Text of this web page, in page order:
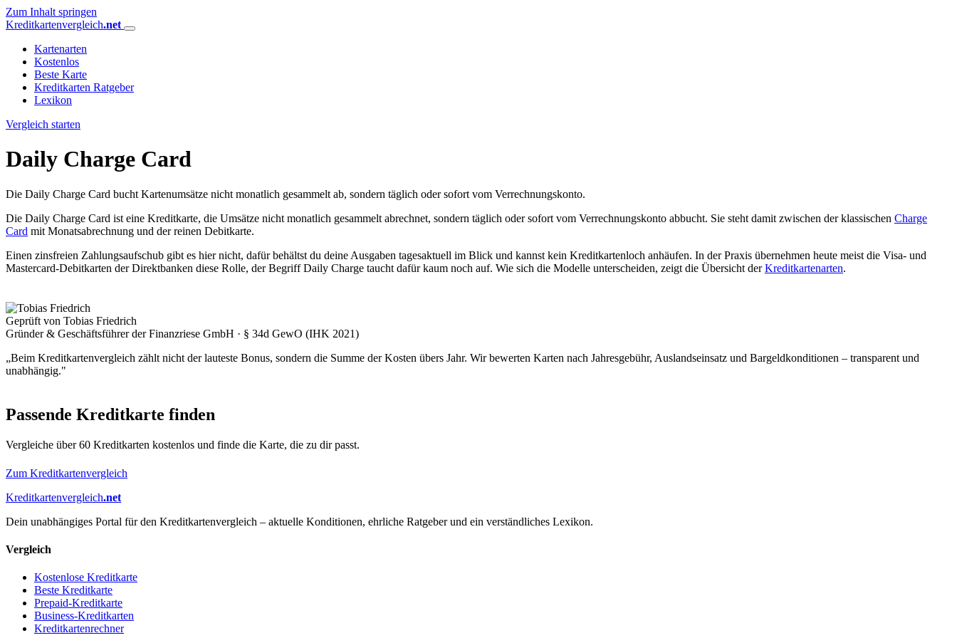
Zum Inhalt springen
Kreditkartenvergleich.net
Kartenarten
Kostenlos
Beste Karte
Kreditkarten Ratgeber
Lexikon
Vergleich starten
Daily Charge Card
Die Daily Charge Card bucht Kartenumsätze nicht monatlich gesammelt ab, sondern täglich oder sofort vom Verrechnungskonto.
Die Daily Charge Card ist eine Kreditkarte, die Umsätze nicht monatlich gesammelt abrechnet, sondern täglich oder sofort vom Verrechnungskonto abbucht. Sie steht damit zwischen der klassischen Charge
Card mit Monatsabrechnung und der reinen Debitkarte.
Einen zinsfreien Zahlungsaufschub gibt es hier nicht, dafür behältst du deine Ausgaben tagesaktuell im Blick und kannst kein Kreditkartenloch anhäufen. In der Praxis übernehmen heute meist die Visa- und
Mastercard-Debitkarten der Direktbanken diese Rolle, der Begriff Daily Charge taucht dafür kaum noch auf. Wie sich die Modelle unterscheiden, zeigt die Übersicht derKreditkartenarten.
Geprüft von Tobias Friedrich
Gründer & Geschäftsführer der Finanzriese GmbH · § 34d GewO (IHK 2021)
„Beim Kreditkartenvergleich zählt nicht der lauteste Bonus, sondern die Summe der Kosten übers Jahr. Wir bewerten Karten nach Jahresgebühr, Auslandseinsatz und Bargeldkonditionen – transparent und
unabhängig."
Passende Kreditkarte finden
Vergleiche über 60 Kreditkarten kostenlos und finde die Karte, die zu dir passt.
Zum Kreditkartenvergleich
Kreditkartenvergleich.net
Dein unabhängiges Portal für den Kreditkartenvergleich – aktuelle Konditionen, ehrliche Ratgeber und ein verständliches Lexikon.
Vergleich
Kostenlose Kreditkarte
Beste Kreditkarte
Prepaid-Kreditkarte
Business-Kreditkarten
Kreditkartenrechner